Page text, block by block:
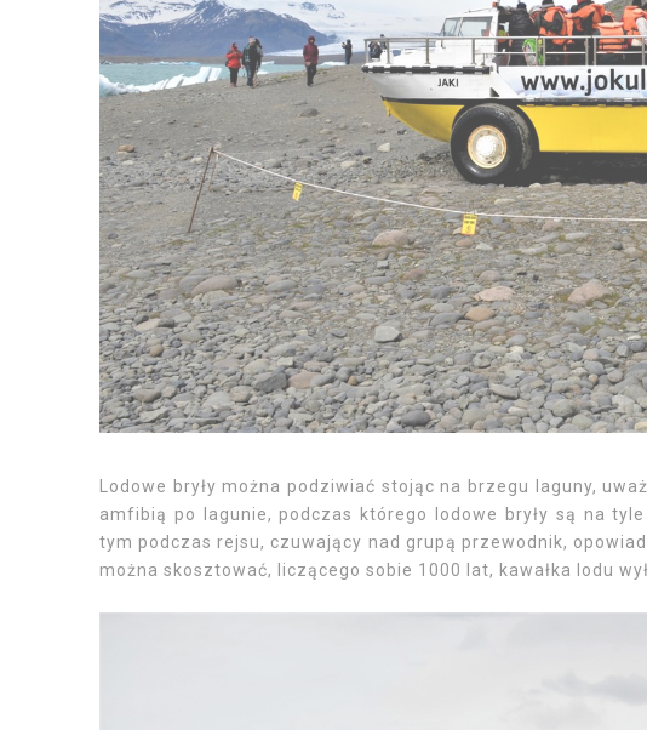
Lodowe bryły można podziwiać stojąc na brzegu laguny,
amfibią po lagunie, podczas którego lodowe bryły są na
tym podczas rejsu, czuwający nad grupą przewodnik,
można skosztować, liczącego sobie 1000 lat, kawałka lodu